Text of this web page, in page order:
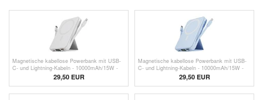
Magnetische kabellose Powerbank mit USB-
C- und Lightning-Kabeln - 10000mAh/15W -
29,50 EUR
Magnetische kabellose Powerbank mit USB-
C- und Lightning-Kabeln - 10000mAh/15W -
29,50 EUR